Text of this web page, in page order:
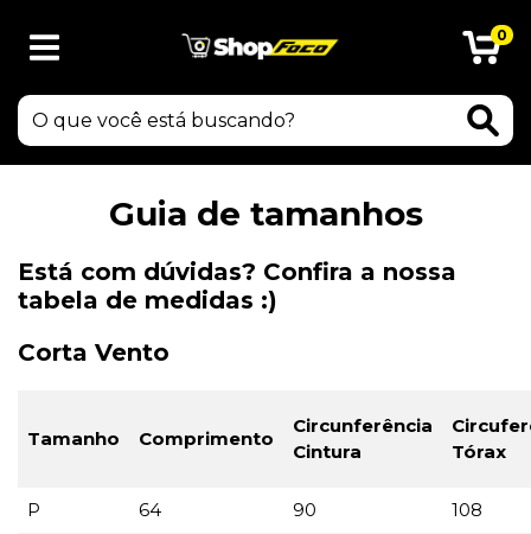
0
Guia de tamanhos
Está com dúvidas? Confira a nossa
tabela de medidas :)
Corta Vento
Tamanho Comprimento
Circunferência
Cintura
Tórax
P 64 90
108